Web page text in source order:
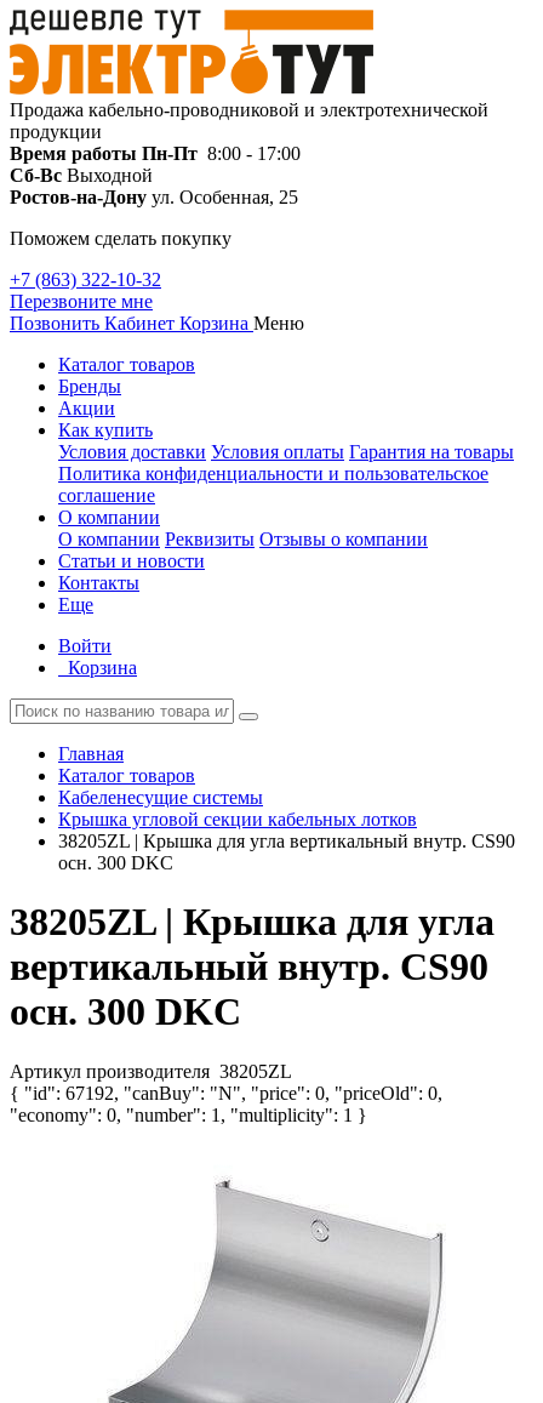
Продажа кабельно-проводниковой и электротехнической
продукции
Время работы Пн-Пт 8:00 - 17:00
Сб-Вс Выходной
Ростов-на-Дону ул. Особенная, 25
Поможем сделать покупку
+7 (863) 322-10-32
Перезвоните мне
Позвонить Кабинет Корзина Меню
Каталог товаров
Бренды
Акции
Как купить
Условия доставки Условия оплаты Гарантия на товары
Политика конфиденциальности и пользовательское
соглашение
О компании
О компании Реквизиты Отзывы о компании
Статьи и новости
Контакты
Еще
Войти
Корзина
Главная
Каталог товаров
Кабеленесущие системы
Крышка угловой секции кабельных лотков
38205ZL | Крышка для угла вертикальный внутр. CS90
осн. 300 DKC
38205ZL | Крышка для угла
вертикальный внутр. CS90
осн. 300 DKC
Артикул производителя 38205ZL
{ "id": 67192, "canBuy": "N", "price": 0, "priceOld": 0,
"economy": 0, "number": 1, "multiplicity": 1 }